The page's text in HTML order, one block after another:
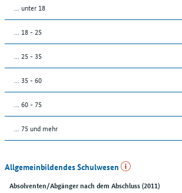
... unter 18
... 18 - 25
... 25 - 35
... 35 - 60
... 60 - 75
... 75 und mehr
Allgemeinbildendes Schulwesen
Absolventen/Abgänger nach dem Abschluss (2011)